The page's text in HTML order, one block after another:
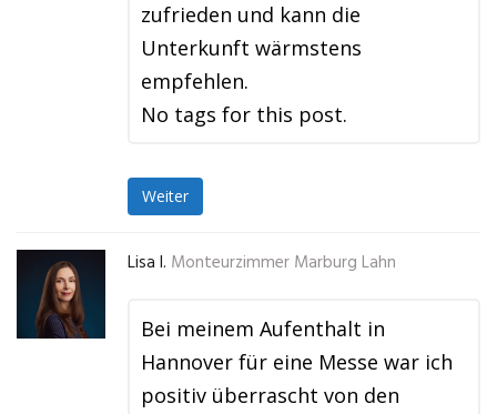
zufrieden und kann die
Unterkunft wärmstens
empfehlen.
No tags for this post.
Weiter
Lisa I. Monteurzimmer Marburg Lahn
Bei meinem Aufenthalt in
Hannover für eine Messe war ich
positiv überrascht von den